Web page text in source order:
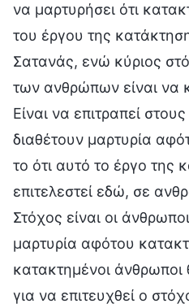
να μαρτυρήσει ότι
του έργου της
Σατανάς, ενώ κύριος
των ανθρώπων είναι να
Είναι να επιτραπεί
διαθέτουν μαρτυρία
το ότι αυτό το έργο της
επιτελεστεί εδώ, σε
Στόχος είναι οι
μαρτυρία αφότου
κατακτημένοι άνθρωποι
για να επιτευχθεί ο